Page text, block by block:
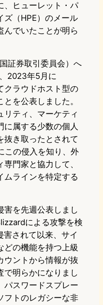
、ヒューレット・パ
ズ（HPE）のメール
んでいたことが明ら
証券取引委員会）へ
2023年5月に
ラウドホスト型の
を公表しました。
リティ、マーケティ
に属する少数の個人
抜き取ったとされて
この侵入を知り、外
門家と協力して、
ムラインを特定する
害を先週公表しまし
による攻撃を検
害されて以来、サイ
どの機能を持つ上級
ウントから情報が抜
で明らかになりまし
スワードスプレー
フトのレガシーな非